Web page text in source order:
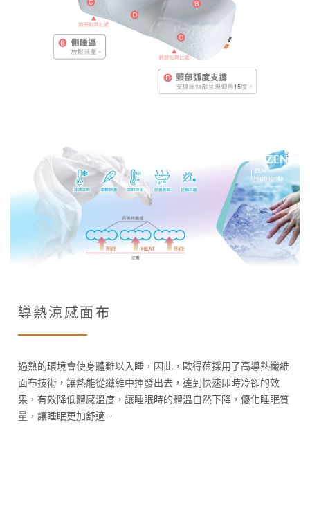
導熱涼感面布
過熱的環境會使身體難以入睡，因此，歐得葆採用了高導熱纖維
面布技術，讓熱能從纖維中揮發出去，達到快速即時冷卻的效
果，有效降低體感溫度，讓睡眠時的體溫自然下降，優化睡眠質
量，讓睡眠更加舒適。